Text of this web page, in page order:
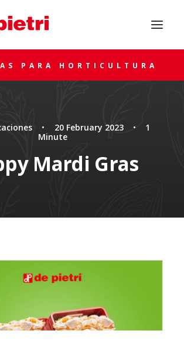
PARA HORTICULTURA
• 20 February 2023 •
1
Minute
Mardi Gras